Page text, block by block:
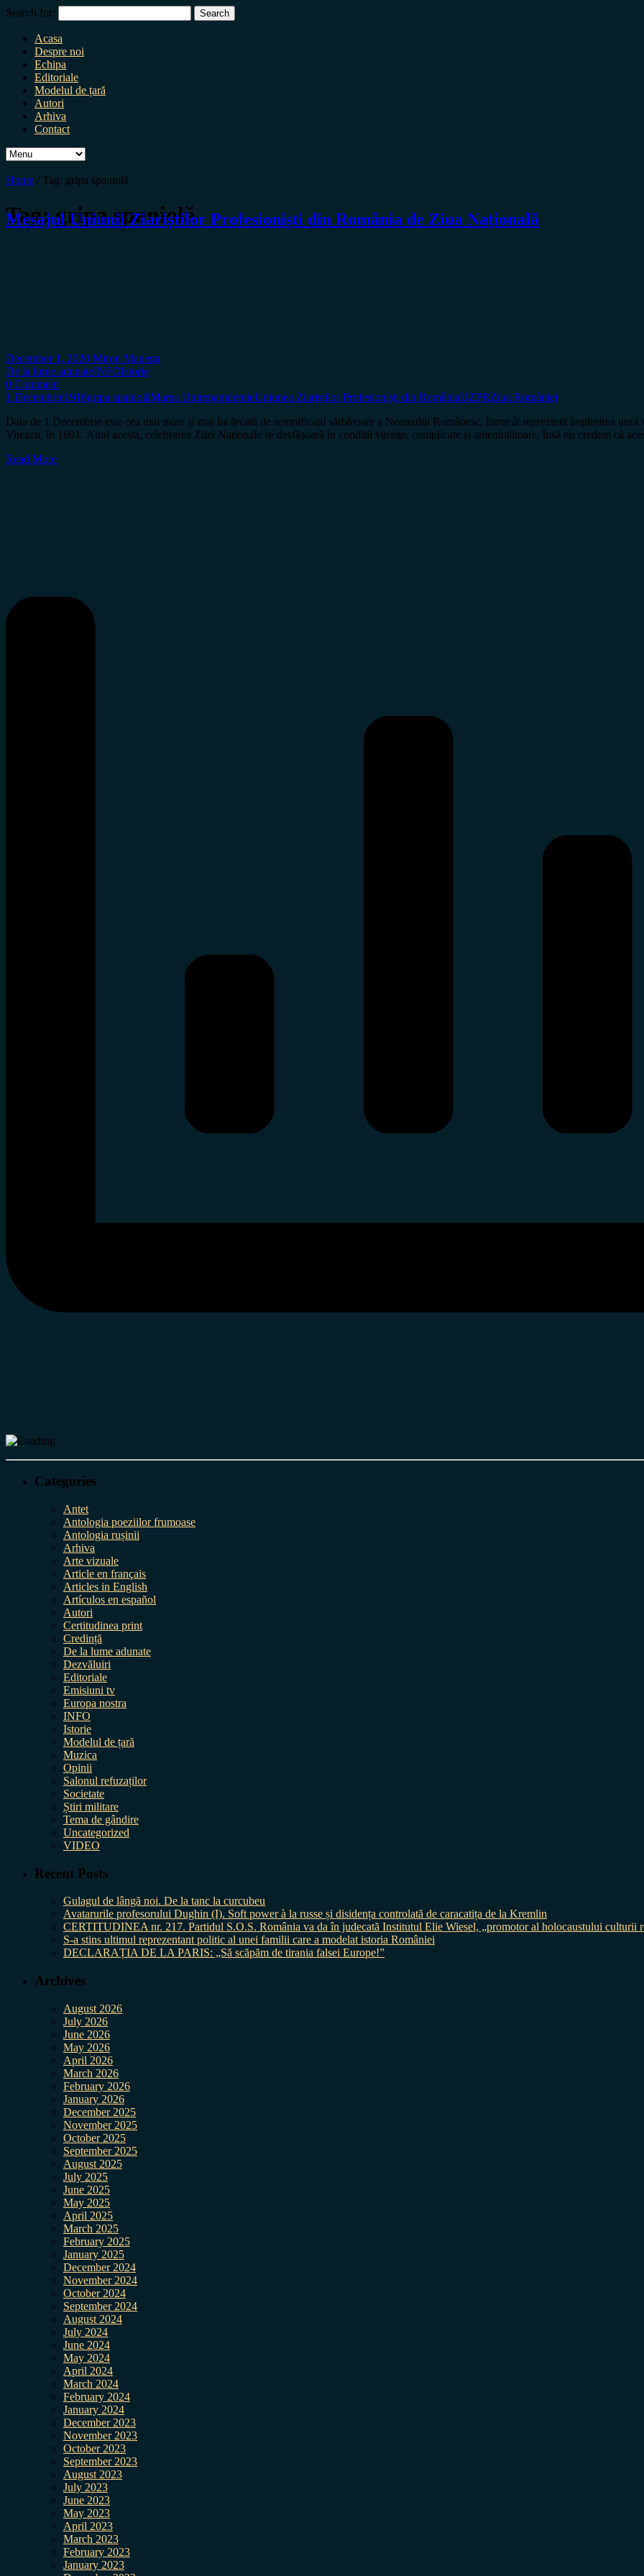
Search for:
Acasa
Despre noi
Echipa
Editoriale
Modelul de țară
Autori
Arhiva
Contact
Home / Tag: gripa spaniolă
Tag:gripa spaniolă
Mesajul Uniunii Ziariștilor Profesioniști din România de Ziua Națională
December 1, 2020 Miron Manega
De la lume adunateINFOIstorie
0 Comment
1 Decembrie1918gripa spaniolăMarea UnirepamdemieUniunea Ziariștilor Profesioniști din RomâniaUZPRZiua României
Data de 1 Decembrie este cea mai mare și mai încărcată de semnificații sărbătoare a Neamului Românesc, întrucât reprezintă împlinirea
Viteazu, în 1601. Anul acesta, celebrarea Zilei Naționale se desfășoară în condiții vitrege, complicate și amenințătoare, însă nu credem că
Read More
Categories
Antet
Antologia poeziilor frumoase
Antologia rușinii
Arhiva
Arte vizuale
Article en français
Articles in English
Artículos en español
Autori
Certitudinea print
Credință
De la lume adunate
Dezvăluiri
Editoriale
Emisiuni tv
Europa nostra
INFO
Istorie
Modelul de țară
Muzica
Opinii
Salonul refuzaților
Societate
Știri militare
Tema de gândire
Uncategorized
VIDEO
Recent Posts
Gulagul de lângă noi. De la tanc la curcubeu
Avatarurile profesorului Dughin (I). Soft power à la russe și disidența controlată de caracatița de la Kremlin
CERTITUDINEA nr. 217. Partidul S.O.S. România va da în judecată Institutul Elie Wiesel, „promotor al holocaustului culturii
S-a stins ultimul reprezentant politic al unei familii care a modelat istoria României
DECLARAȚIA DE LA PARIS: „Să scăpăm de tirania falsei Europe!”
Archives
August 2026
July 2026
June 2026
May 2026
April 2026
March 2026
February 2026
January 2026
December 2025
November 2025
October 2025
September 2025
August 2025
July 2025
June 2025
May 2025
April 2025
March 2025
February 2025
January 2025
December 2024
November 2024
October 2024
September 2024
August 2024
July 2024
June 2024
May 2024
April 2024
March 2024
February 2024
January 2024
December 2023
November 2023
October 2023
September 2023
August 2023
July 2023
June 2023
May 2023
April 2023
March 2023
February 2023
January 2023